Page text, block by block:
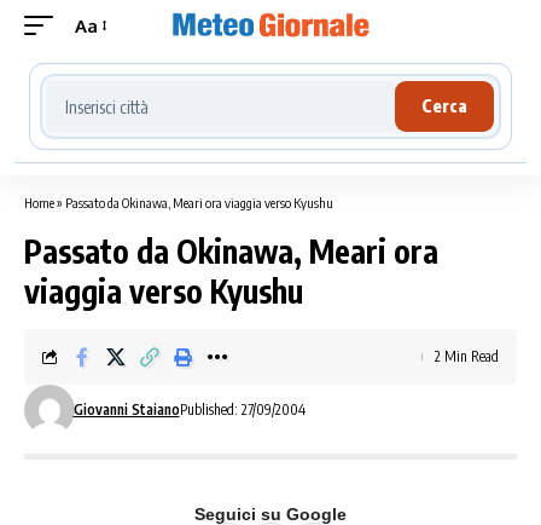
Aa
Cerca località meteo
Cerca
Home» Passato da Okinawa, Meari ora viaggia verso Kyushu
Passato da Okinawa, Meari ora
viaggia verso Kyushu
Giovanni StaianoPublished: 27/09/2004
2 Min Read
Seguici su Google